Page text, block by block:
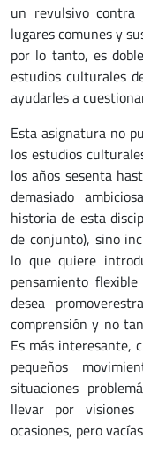
un revulsivo contra
lugares comunes y
por lo tanto, es
estudios culturales
ayudarles a
Esta asignatura no
los estudios
los años sesenta
demasiado
historia de esta
de conjunto), sino
lo que quiere
pensamiento
desea
comprensión y no
Es más interesante,
pequeños
situaciones
llevar por visiones
ocasiones, pero